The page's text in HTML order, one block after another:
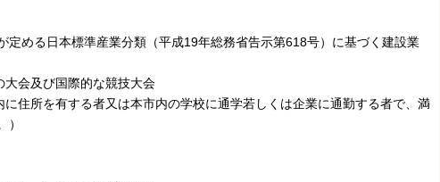
日本標準産業分類（平成19年総務省告示第618号）に基づく建設業
会及び国際的な競技大会
有する者又は本市内の学校に通学若しくは企業に通勤する者で、満